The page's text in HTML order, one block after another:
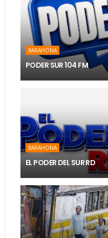
BARAHONA
PODER SUR 104 FM
BARAHONA
EL PODER DEL SUR RD